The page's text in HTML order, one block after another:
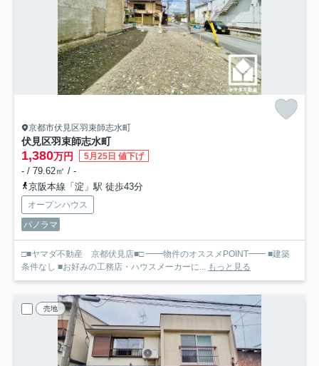
京都市伏見区羽束師志水町
伏見区羽束師志水町
1,380万円 5月25日 値下げ
- / 79.62㎡ / -
京阪本線「淀」駅 徒歩43分
オープンハウス
パノラマ
□■ヤマダ不動産 京都伏見店■□ ━━物件のオススメPOINT━━ ■建築
条件なし ■お好みの工務店・ハウスメーカーに...
もっと見る
売地